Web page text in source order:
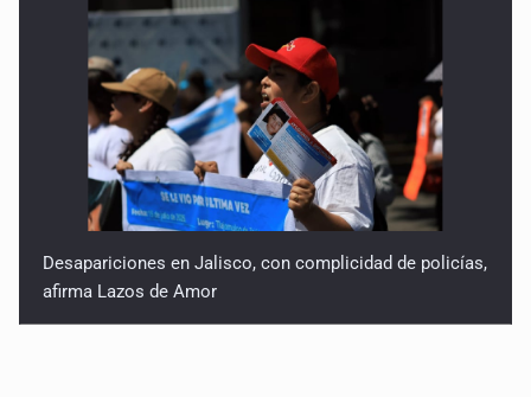
Desapariciones en Jalisco, con complicidad de policías,
afirma Lazos de Amor